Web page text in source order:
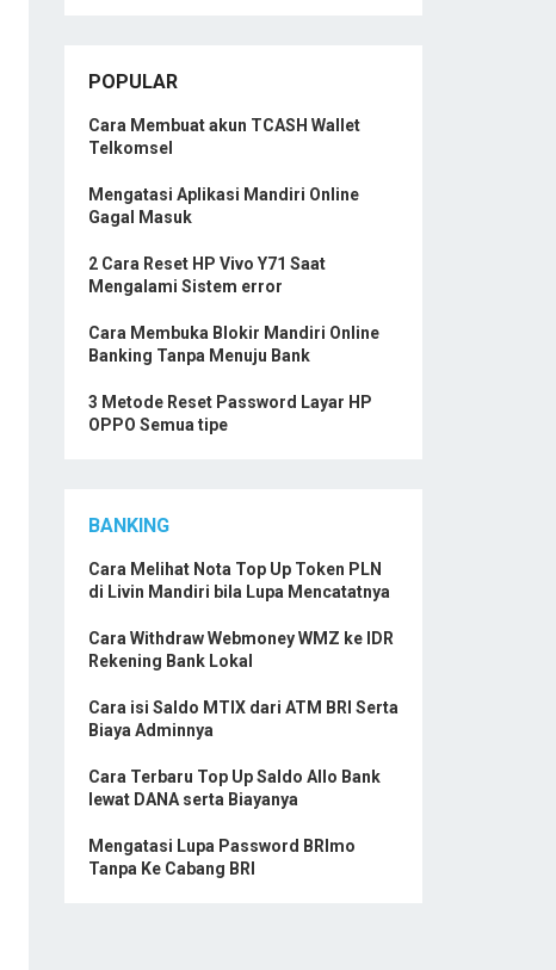
POPULAR
Cara Membuat akun TCASH Wallet
Telkomsel
Mengatasi Aplikasi Mandiri Online
Gagal Masuk
2 Cara Reset HP Vivo Y71 Saat
Mengalami Sistem error
Cara Membuka Blokir Mandiri Online
Banking Tanpa Menuju Bank
3 Metode Reset Password Layar HP
OPPO Semua tipe
BANKING
Cara Melihat Nota Top Up Token PLN
di Livin Mandiri bila Lupa Mencatatnya
Cara Withdraw Webmoney WMZ ke IDR
Rekening Bank Lokal
Cara isi Saldo MTIX dari ATM BRI Serta
Biaya Adminnya
Cara Terbaru Top Up Saldo Allo Bank
lewat DANA serta Biayanya
Mengatasi Lupa Password BRImo
Tanpa Ke Cabang BRI